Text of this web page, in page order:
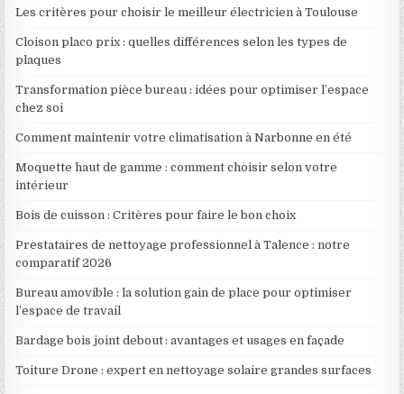
Les critères pour choisir le meilleur électricien à Toulouse
Cloison placo prix : quelles différences selon les types de
plaques
Transformation pièce bureau : idées pour optimiser l’espace
chez soi
Comment maintenir votre climatisation à Narbonne en été
Moquette haut de gamme : comment choisir selon votre
intérieur
Bois de cuisson : Critères pour faire le bon choix
Prestataires de nettoyage professionnel à Talence : notre
comparatif 2026
Bureau amovible : la solution gain de place pour optimiser
l’espace de travail
Bardage bois joint debout : avantages et usages en façade
Toiture Drone : expert en nettoyage solaire grandes surfaces